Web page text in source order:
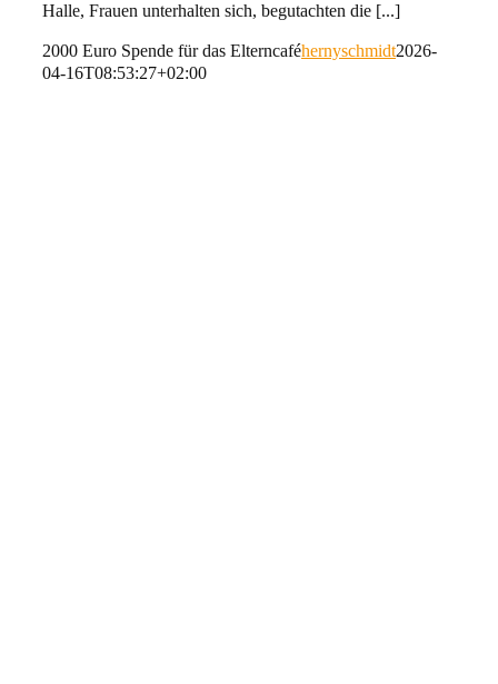
Halle, Frauen unterhalten sich, begutachten die [...]
2000 Euro Spende für das Elterncaféhernyschmidt2026-
04-16T08:53:27+02:00